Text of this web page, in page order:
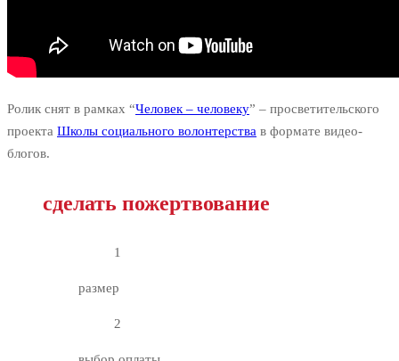
Ролик снят в рамках “Человек – человеку” – просветительского
проекта Школы социального волонтерства в формате видео-
блогов.
сделать пожертвование
1
размер
2